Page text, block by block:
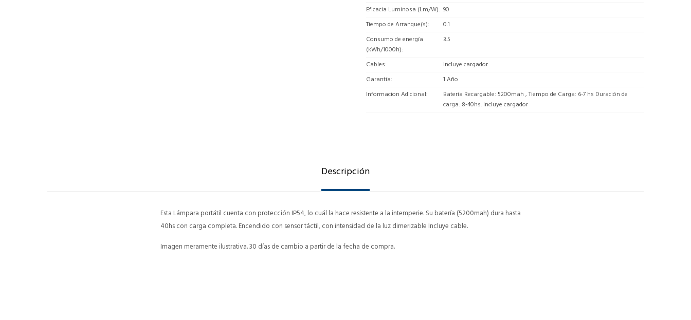
Eficacia Luminosa (Lm/W) 90
Tiempo de Arranque(s)
0.1
Consumo de energía
(kWh/1000h)
3.5
Cables
Incluye cargador
Garantía
1 Año
Informacion Adicional
Batería Recargable: 5200mah , Tiempo de Carga: 6-7 hs Duración de
carga: 8-40hs. Incluye cargador
Descripción
Esta Lámpara portátil cuenta con protección IP54, lo cuál la hace resistente a la intemperie. Su batería (5200mah) dura hasta
40hs con carga completa. Encendido con sensor táctil, con intensidad de la luz dimerizable Incluye cable.
Imagen meramente ilustrativa. 30 días de cambio a partir de la fecha de compra.